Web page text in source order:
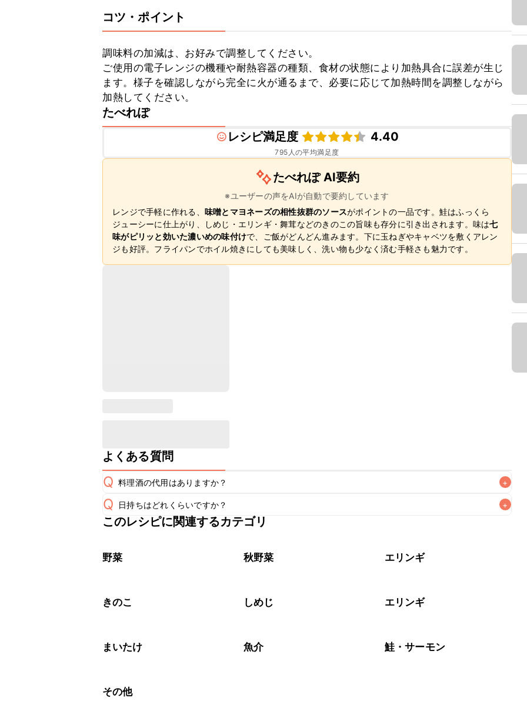
コツ・ポイント
調味料の加減は、お好みで調整してください。
ご使用の電子レンジの機種や耐熱容器の種類、食材の状態により加熱具合に誤差が生じ
ます。様子を確認しながら完全に火が通るまで、必要に応じて加熱時間を調整しながら
加熱してください。
たべれぽ
レシピ満足度
4.40
795 人の平均満足度
たべれぽ AI要約
※ユーザーの声をAIが自動で要約しています
レンジで手軽に作れる、 味噌とマヨネーズの相性抜群のソースがポイントの一品です。鮭はふっくら
ジューシーに仕上がり、しめじ・エリンギ・舞茸などのきのこの旨味も存分に引き出されます。味は七
味がピリッと効いた濃いめの味付けで、ご飯がどんどん進みます。下に玉ねぎやキャベツを敷くアレン
ジも好評。フライパンでホイル焼きにしても美味しく、洗い物も少なく済む手軽さも魅力です。
よくある質問
Q 料理酒の代用はありますか？ +
A
Q 日持ちはどれくらいですか？ +
保存期間は冷蔵で翌日中が目安です。なるべくお早めにお召し上がりください。
※日持ちは目安です。
このレシピに関連するカテゴリ
野菜 秋野菜 エリンギ
きのこ しめじ エリンギ
まいたけ 魚介 鮭・サーモン
その他